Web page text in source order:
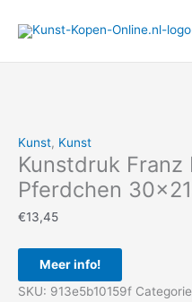
naar
Kunst, Kunst
Kunstdruk Franz
Pferdchen
€13,45
Meer info!
SKU: 913e5b10159f